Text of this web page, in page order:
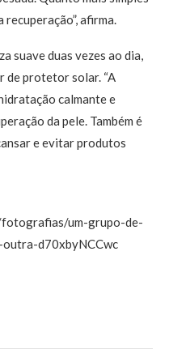
afirma.
suave duas vezes ao dia,
de protetor solar. “A
calmante e
da pele. Também é
e evitar produtos
um-grupo-de-
d70xbyNCCwc